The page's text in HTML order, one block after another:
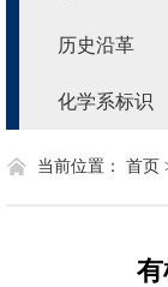
历史沿革
化学系标识
当前位置： 首页